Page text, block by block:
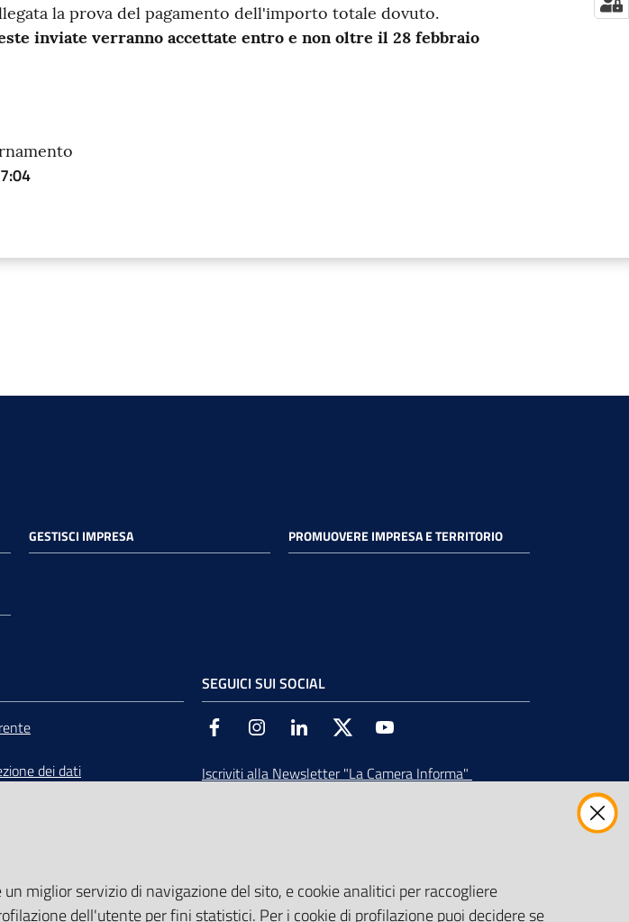
la prova del pagamento dell'importo totale dovuto.
inviate verranno accettate entro e non oltre il 28 febbraio
GESTISCI IMPRESA PROMUOVERE IMPRESA E TERRITORIO
dei dati
SEGUICI SUI SOCIAL
Facebook InstagramLinkedin Twitter
Iscriviti alla Newsletter "La Camera Informa"
miglior servizio di navigazione del sito, e cookie analitici per raccogliere
dell'utente per fini statistici. Per i cookie di profilazione puoi decidere se